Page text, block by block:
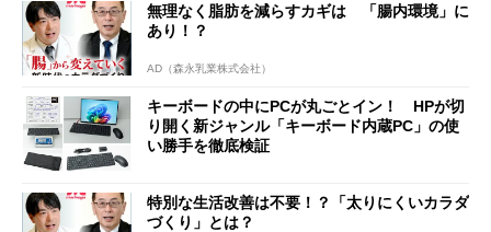
無理なく脂肪を減らすカギは 「腸内環境」に
あり！？
AD（森永乳業株式会社）
キーボードの中にPCが丸ごとイン！ HPが切
り開く新ジャンル「キーボード内蔵PC」の使
い勝手を徹底検証
特別な生活改善は不要！？「太りにくいカラダ
づくり」とは？